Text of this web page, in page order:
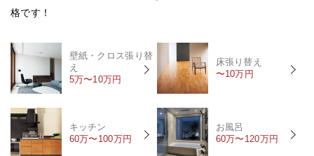
格です！
壁紙・クロス張り替
え
5万〜10万円
床張り替え
〜10万円
キッチン
60万〜100万円
お風呂
60万〜120万円